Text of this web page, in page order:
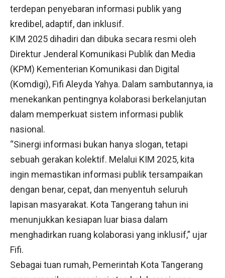
terdepan penyebaran informasi publik yang
kredibel, adaptif, dan inklusif.
KIM 2025 dihadiri dan dibuka secara resmi oleh
Direktur Jenderal Komunikasi Publik dan Media
(KPM) Kementerian Komunikasi dan Digital
(Komdigi), Fifi Aleyda Yahya. Dalam sambutannya, ia
menekankan pentingnya kolaborasi berkelanjutan
dalam memperkuat sistem informasi publik
nasional.
“Sinergi informasi bukan hanya slogan, tetapi
sebuah gerakan kolektif. Melalui KIM 2025, kita
ingin memastikan informasi publik tersampaikan
dengan benar, cepat, dan menyentuh seluruh
lapisan masyarakat. Kota Tangerang tahun ini
menunjukkan kesiapan luar biasa dalam
menghadirkan ruang kolaborasi yang inklusif,” ujar
Fifi.
Sebagai tuan rumah, Pemerintah Kota Tangerang